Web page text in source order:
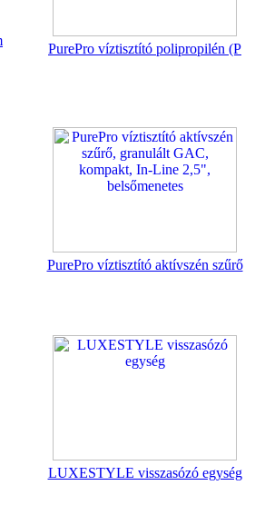
PurePro víztisztító polipropilén (P
PurePro víztisztító aktívszén szűrő
LUXESTYLE visszasózó egység